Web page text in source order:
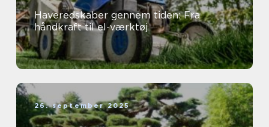
Haveredskaber gennem tiden: Fra
håndkraft til el-værktøj
26. september 2025